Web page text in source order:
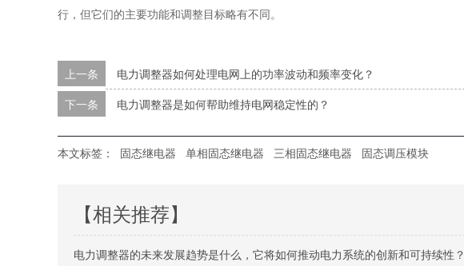
行，但它们的主要功能和调整目标略有不同。
上一条
电力调整器如何处理电网上的功率波动和频率变化？
下一条 电力调整器是如何帮助维持电网稳定性的？
本文标签： 固态继电器 单相固态继电器 三相固态继电器 固态调压模块
【相关推荐】
电力调整器的未来发展趋势是什么，它将如何推动电力系统的创新和可持续性？